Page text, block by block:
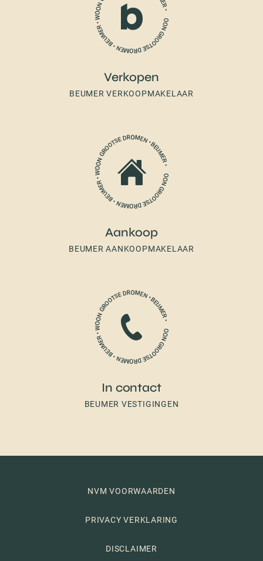
Verkopen
BEUMER VERKOOPMAKELAAR
Aankoop
BEUMER AANKOOPMAKELAAR
In contact
BEUMER VESTIGINGEN
NVM VOORWAARDEN
PRIVACY VERKLARING
DISCLAIMER